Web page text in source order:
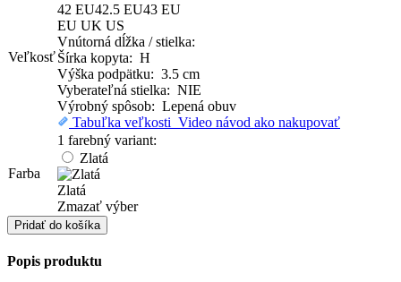
Veľkosť
42 EU42.5 EU43 EU
EU UK US
Vnútorná dĺžka / stielka:
Šírka kopyta: H
Výška podpätku: 3.5 cm
Vyberateľná stielka: NIE
Výrobný spôsob: Lepená obuv
Tabuľka veľkosti Video návod ako nakupovať
Farba
1 farebný variant:
Zlatá
Zlatá
Zmazať výber
množstvo
Lodičky
Pridať do košíka
Popis produktu